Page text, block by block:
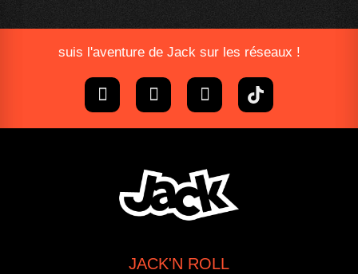
suis l'aventure de Jack sur les réseaux !
JACK'N ROLL